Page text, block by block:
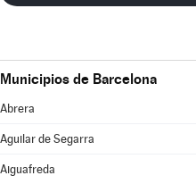
Municipios de Barcelona
Abrera
Aguilar de Segarra
Aiguafreda